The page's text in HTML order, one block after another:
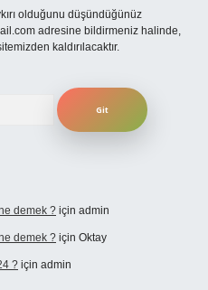
olduğunu düşündüğünüz
adresine bildirmeniz halinde,
kaldırılacaktır.
demek ? için admin
demek ? için Oktay
? için admin